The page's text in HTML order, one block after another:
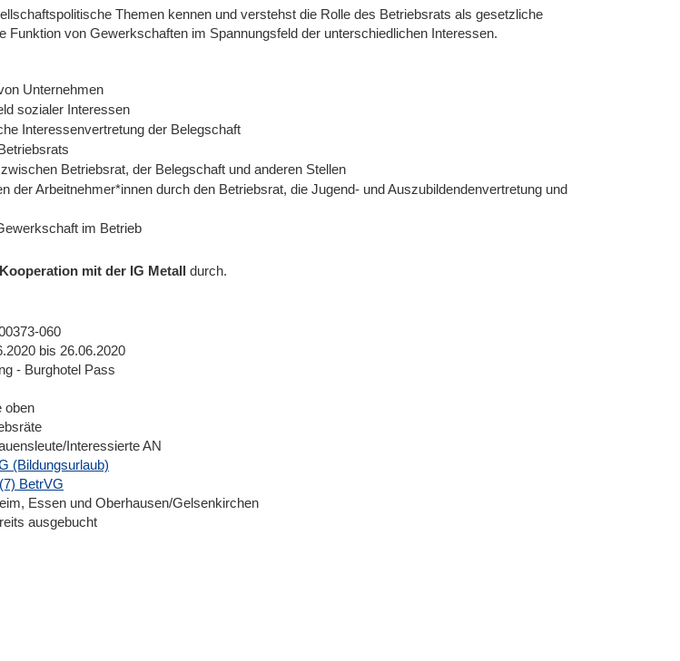
Themen kennen und verstehst die Rolle des Betriebsrats als gesetzliche
Funktion von Gewerkschaften im Spannungsfeld der unterschiedlichen Interessen.
Unternehmen
sozialer Interessen
Interessenvertretung der Belegschaft
Betriebsrat, der Belegschaft und anderen Stellen
der Arbeitnehmer*innen durch den Betriebsrat, die Jugend- und Auszubildendenvertretung und
im Betrieb
Kooperation mit der IG Metall durch.
060
bis 26.06.2020
- Burghotel Pass
oben
Interessierte AN
(Bildungsurlaub)
BetrVG
Essen und Oberhausen/Gelsenkirchen
ausgebucht